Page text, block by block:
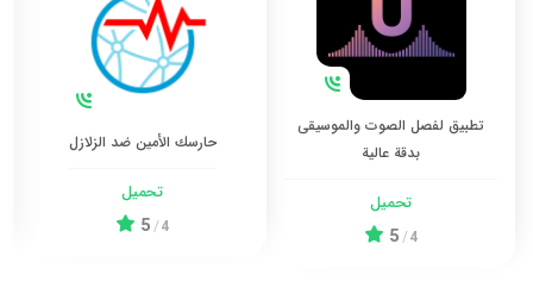
تطبيق لفصل الصوت والموسيقى
بدقة عالية
تحميل
4
/
5
حارسك الأمين ضد الزلازل
تحميل
4
/
5